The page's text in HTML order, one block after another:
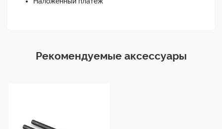
Рекомендуемые аксессуары